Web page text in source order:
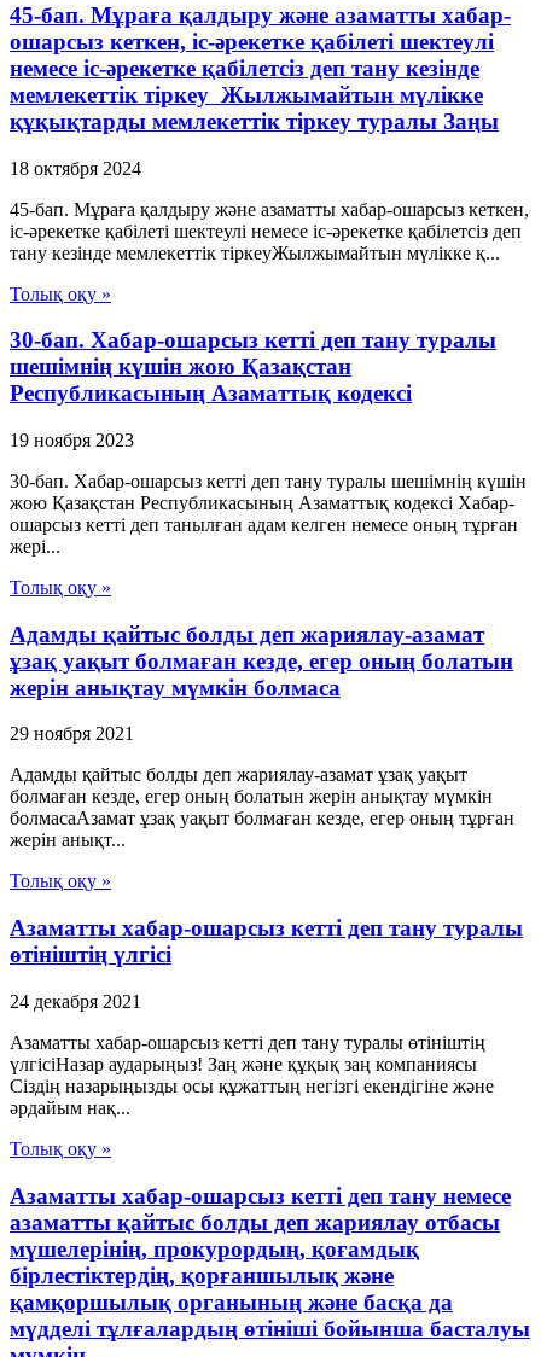
45-бап. Мұраға қалдыру және азаматты хабар-
ошарсыз кеткен, іс-әрекетке қабілеті шектеулі
немесе іс-әрекетке қабілетсіз деп тану кезінде
мемлекеттік тіркеу Жылжымайтын мүлікке
құқықтарды мемлекеттік тіркеу туралы Заңы
18 октября 2024
45-бап. Мұраға қалдыру және азаматты хабар-ошарсыз кеткен,
іс-әрекетке қабілеті шектеулі немесе іс-әрекетке қабілетсіз деп
тану кезінде мемлекеттік тіркеуЖылжымайтын мүлікке қ...
Толық оқу »
30-бап. Хабар-ошарсыз кеттi деп тану туралы
шешiмнiң күшiн жою Қазақстан
Республикасының Азаматтық кодексi
19 ноября 2023
30-бап. Хабар-ошарсыз кеттi деп тану туралы шешiмнiң күшiн
жою Қазақстан Республикасының Азаматтық кодексi Хабар-
ошарсыз кеттi деп танылған адам келген немесе оның тұрған
жерi...
Толық оқу »
Адамды қайтыс болды деп жариялау-азамат
ұзақ уақыт болмаған кезде, егер оның болатын
жерін анықтау мүмкін болмаса
29 ноября 2021
Адамды қайтыс болды деп жариялау-азамат ұзақ уақыт
болмаған кезде, егер оның болатын жерін анықтау мүмкін
болмасаАзамат ұзақ уақыт болмаған кезде, егер оның тұрған
жерін анықт...
Толық оқу »
Азаматты хабар-ошарсыз кетті деп тану туралы
өтініштің үлгісі
24 декабря 2021
Азаматты хабар-ошарсыз кетті деп тану туралы өтініштің
үлгісіНазар аударыңыз! Заң және құқық заң компаниясы
Сіздің назарыңызды осы құжаттың негізгі екендігіне және
әрдайым нақ...
Толық оқу »
Азаматты хабар-ошарсыз кетті деп тану немесе
азаматты қайтыс болды деп жариялау отбасы
мүшелерінің, прокурордың, қоғамдық
бірлестіктердің, қорғаншылық және
қамқоршылық органының және басқа да
мүдделі тұлғалардың өтініші бойынша басталуы